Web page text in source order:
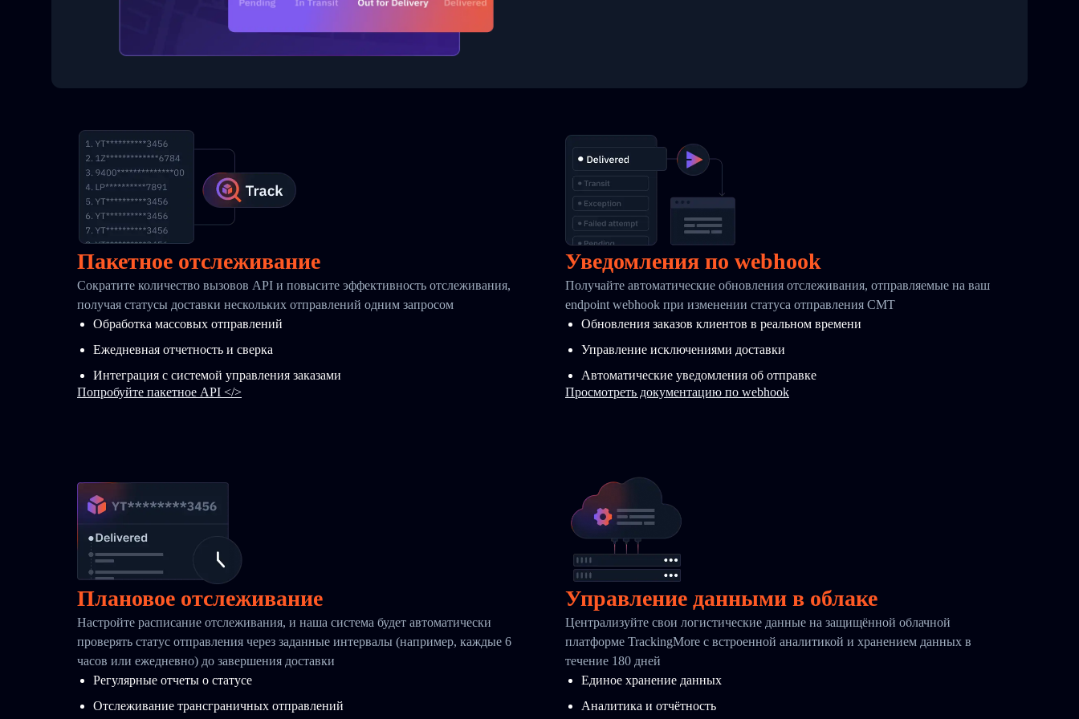
Пакетное отслеживание
Сократите количество вызовов API и повысите эффективность отслеживания,
получая статусы доставки нескольких отправлений одним запросом
Обработка массовых отправлений
Ежедневная отчетность и сверка
Интеграция с системой управления заказами
Попробуйте пакетное API </>
Уведомления по webhook
Получайте автоматические обновления отслеживания, отправляемые на ваш
endpoint webhook при изменении статуса отправления CMT
Обновления заказов клиентов в реальном времени
Управление исключениями доставки
Автоматические уведомления об отправке
Просмотреть документацию по webhook
Плановое отслеживание
Настройте расписание отслеживания, и наша система будет автоматически
проверять статус отправления через заданные интервалы (например, каждые 6
часов или ежедневно) до завершения доставки
Регулярные отчеты о статусе
Отслеживание трансграничных отправлений
Управление данными в облаке
Централизуйте свои логистические данные на защищённой облачной
платформе TrackingMore с встроенной аналитикой и хранением данных в
течение 180 дней
Единое хранение данных
Аналитика и отчётность